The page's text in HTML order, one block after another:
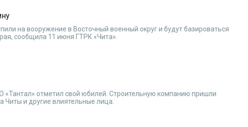
на вооружение в Восточный военный округ и будут базироваться
сообщила 11 июня ГТРК «Чита».
«Тантал» отметил свой юбилей. Строительную компанию пришли
Читы и другие влиятельные лица.